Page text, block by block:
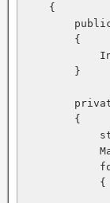
    {
        {
        }
        {
            {